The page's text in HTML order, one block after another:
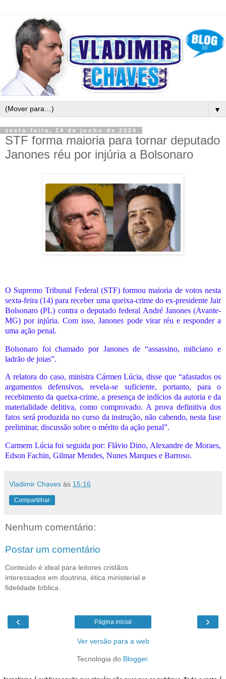
▼
sexta-feira, 14 de junho de 2024
STF forma maioria para tornar deputado
Janones réu por injúria a Bolsonaro
O Supremo Tribunal Federal (STF) formou maioria de votos nesta
sexta-feira (14) para receber uma queixa-crime do ex-presidente Jair
Bolsonaro (PL) contra o deputado federal André Janones (Avante-
MG) por injúria. Com isso, Janones pode virar réu e responder a
uma ação penal.
Bolsonaro foi chamado por Janones de “assassino, miliciano e
ladrão de joias”.
A relatora do caso, ministra Cármen Lúcia, disse que “afastados os
argumentos defensivos, revela-se suficiente, portanto, para o
recebimento da queixa-crime, a presença de indícios da autoria e da
materialidade delitiva, como comprovado. A prova definitiva dos
fatos será produzida no curso da instrução, não cabendo, nesta fase
preliminar, discussão sobre o mérito da ação penal”.
Carmem Lúcia foi seguida por: Flávio Dino, Alexandre de Moraes,
Edson Fachin, Gilmar Mendes, Nunes Marques e Barroso.
Vladimir Chaves às 15:16
Compartilhar
Nenhum comentário:
Postar um comentário
Conteúdo é ideal para leitores cristãos
interessados em doutrina, ética ministerial e
fidelidade bíblica.
‹ ›
Página inicial
Ver versão para a web
Tecnologia do Blogger.